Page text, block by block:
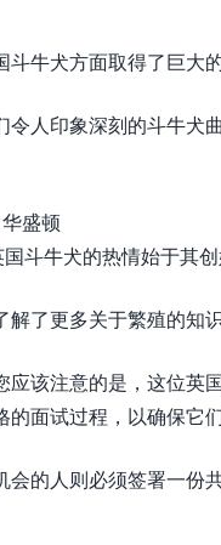
牛犬方面取得了巨大
令人印象深刻的斗牛犬
盛顿
斗牛犬的热情始于其
了更多关于繁殖的知
应该注意的是，这位英
面试过程，以确保它们
会的人则必须签署一份